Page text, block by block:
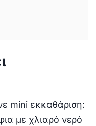
mini εκκαθάριση:
με χλιαρό νερό